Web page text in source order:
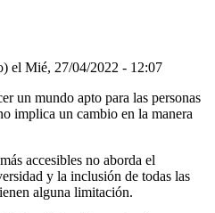
el Mié, 27/04/2022 - 12:07
un mundo apto para las personas
implica un cambio en la manera
accesibles no aborda el
y la inclusión de todas las
alguna limitación.